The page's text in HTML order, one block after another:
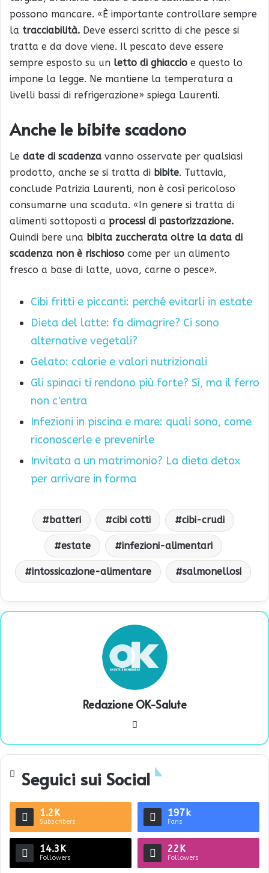
possono mancare. «È importante controllare sempre
la tracciabilità. Deve esserci scritto di che pesce si
tratta e da dove viene. Il pescato deve essere
sempre esposto su un letto di ghiaccio e questo lo
impone la legge. Ne mantiene la temperatura a
livelli bassi di refrigerazione» spiega Laurenti.
Anche le bibite scadono
Le date di scadenza vanno osservate per qualsiasi
prodotto, anche se si tratta di bibite. Tuttavia,
conclude Patrizia Laurenti, non è così pericoloso
consumarne una scaduta. «In genere si tratta di
alimenti sottoposti a processi di pastorizzazione.
Quindi bere una bibita zuccherata oltre la data di
scadenza non è rischioso come per un alimento
fresco a base di latte, uova, carne o pesce».
Cibi fritti e piccanti: perché evitarli in estate
Dieta del latte: fa dimagrire? Ci sono
alternative vegetali?
Gelato: calorie e valori nutrizionali
Gli spinaci ti rendono più forte? Sì, ma il ferro
non c'entra
Infezioni in piscina e mare: quali sono, come
riconoscerle e prevenirle
Invitata a un matrimonio? La dieta detox
per arrivare in forma
batteri cibi cotti cibi-crudi
estate infezioni-alimentari
intossicazione-alimentare salmonellosi
Redazione OK-Salute
te
Seguici sui Social
1.2K
Subscribers
197k
Fans
14.3K
Followers
22K
Followers